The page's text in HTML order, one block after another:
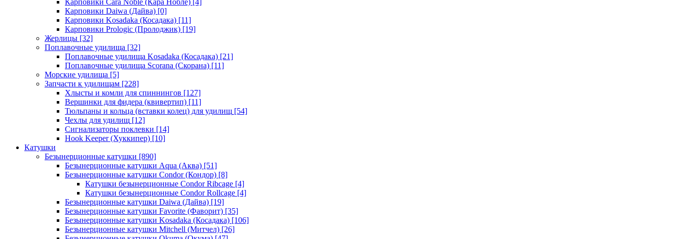
Карповики Cara Noble (Кара Нобле) [4]
Карповики Daiwa (Дайва) [0]
Карповики Kosadaka (Косадака) [11]
Карповики Prologic (Пролоджик) [19]
Жерлицы [32]
Поплавочные удилища [32]
Поплавочные удилища Kosadaka (Косадака) [21]
Поплавочные удилища Scorana (Скорана) [11]
Морские удилища [5]
Запчасти к удилищам [228]
Хлысты и комли для спиннингов [127]
Вершинки для фидера (квивертип) [11]
Тюльпаны и кольца (вставки колец) для удилищ [54]
Чехлы для удилищ [12]
Сигнализаторы поклевки [14]
Hook Keeper (Хуккипер) [10]
Катушки
Безынерционные катушки [890]
Безынерционные катушки Aqua (Аква) [51]
Безынерционные катушки Condor (Кондор) [8]
Катушки безынерционные Condor Ribcage [4]
Катушки безынерционные Condor Rollcage [4]
Безынерционные катушки Daiwa (Дайва) [19]
Безынерционные катушки Favorite (Фаворит) [35]
Безынерционные катушки Kosadaka (Косадака) [106]
Безынерционные катушки Mitchell (Митчел) [26]